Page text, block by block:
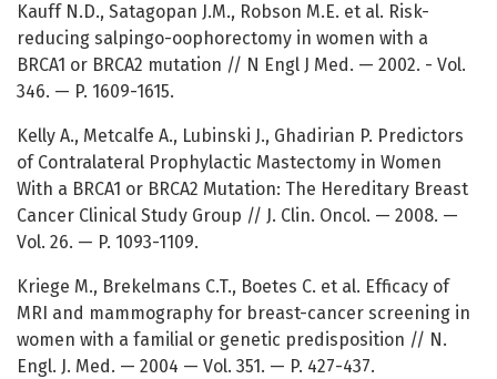
Kauff N.D., Satagopan J.M., Robson M.E. et al. Risk-
reducing salpingo-oophorectomy in women with a
BRCA1 or BRCA2 mutation // N Engl J Med. — 2002. - Vol.
346. — P. 1609-1615.
Kelly A., Metcalfe A., Lubinski J., Ghadirian P. Predictors
of Contralateral Prophylactic Mastectomy in Women
With a BRCA1 or BRCA2 Mutation: The Hereditary Breast
Cancer Clinical Study Group // J. Clin. Oncol. — 2008. —
Vol. 26. — P. 1093-1109.
Kriege M., Brekelmans C.T., Boetes C. et al. Efficacy of
MRI and mammography for breast-cancer screening in
women with a familial or genetic predisposition // N.
Engl. J. Med. — 2004 — Vol. 351. — P. 427-437.